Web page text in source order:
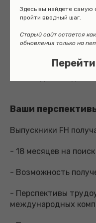
3. Изучайте язык
4. Участвуйте в
университетов
5. Подготовьте
Ваши
Выпускники FH
- 18 месяцев на
- Возможность
- Перспективы
международных
Здесь вы найдете
пройти вводный шаг.
Старый сайт остается
обновления только на